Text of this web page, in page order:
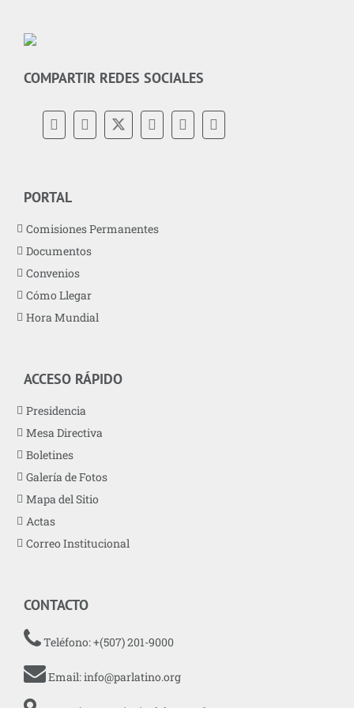
COMPARTIR REDES SOCIALES
PORTAL
Comisiones Permanentes
Documentos
Convenios
Cómo Llegar
Hora Mundial
ACCESO RÁPIDO
Presidencia
Mesa Directiva
Boletines
Galería de Fotos
Mapa del Sitio
Actas
Correo Institucional
CONTACTO
Teléfono: +(507) 201-9000
Email:info@parlatino.org